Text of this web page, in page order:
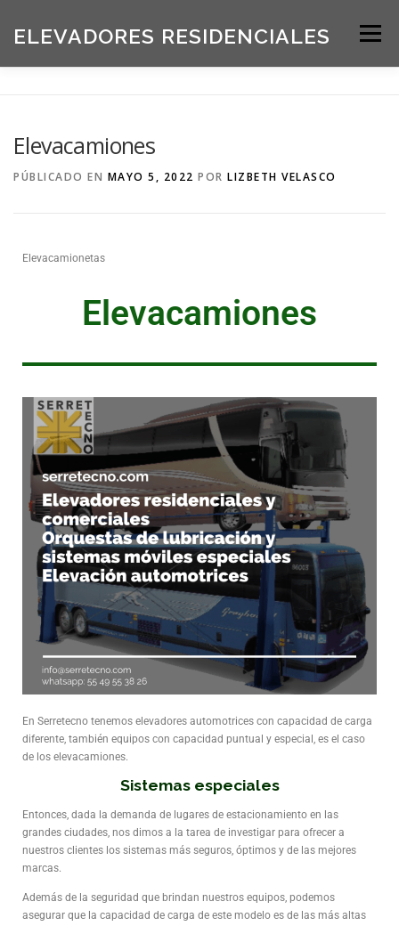
ELEVADORES RESIDENCIALES Menú
Elevacamiones
PÚBLICADO EN MAYO 5, 2022 POR LIZBETH VELASCO
Elevacamionetas
Elevacamiones
En Serretecno tenemos elevadores automotrices con capacidad de carga
diferente, también equipos con capacidad puntual y especial, es el caso
de los elevacamiones.
Sistemas especiales
Entonces, dada la demanda de lugares de estacionamiento en las
grandes ciudades, nos dimos a la tarea de investigar para ofrecer a
nuestros clientes los sistemas más seguros, óptimos y de las mejores
marcas.
Además de la seguridad que brindan nuestros equipos, podemos
asegurar que la capacidad de carga de este modelo es de las más altas